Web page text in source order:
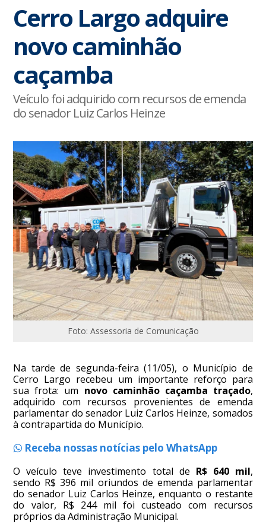
Cerro Largo adquire
novo caminhão
caçamba
Veículo foi adquirido com recursos de emenda
do senador Luiz Carlos Heinze
Foto: Assessoria de Comunicação
Na tarde de segunda-feira (11/05), o Município de
Cerro Largo recebeu um importante reforço para
sua frota: um novo caminhão caçamba traçado,
adquirido com recursos provenientes de emenda
parlamentar do senador Luiz Carlos Heinze, somados
à contrapartida do Município.
Receba nossas notícias pelo WhatsApp
O veículo teve investimento total de R$ 640 mil,
sendo R$ 396 mil oriundos de emenda parlamentar
do senador Luiz Carlos Heinze, enquanto o restante
do valor, R$ 244 mil foi custeado com recursos
próprios da Administração Municipal.